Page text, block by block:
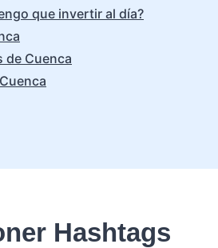
que invertir al día?
de Cuenca
Hashtags